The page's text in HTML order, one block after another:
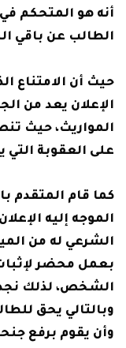
أنه هو المتحكم
الطالب عن باقي
حيث أن الامتناع
الإعلان يعد من
على العقوبة
كما قام المتقدم
الموجه إليه
الشرعي له من
بعمل محضر لإثبات
الشخص، لذلك نجد
وبالتالي يحق
وأن يقوم برفع